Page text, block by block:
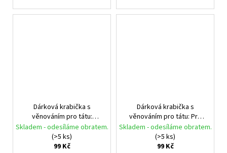
Dárková krabička s
věnováním pro tátu:
Gratuluji k tvému
úžasnému dítěti
Skladem - odesíláme obratem.
(>5 ks)
99 Kč
Dárková krabička s
věnováním pro tátu: Pro
svět jsi možná jen tátou,
ale pro mě jsi celý svět
Skladem - odesíláme obratem.
(>5 ks)
99 Kč